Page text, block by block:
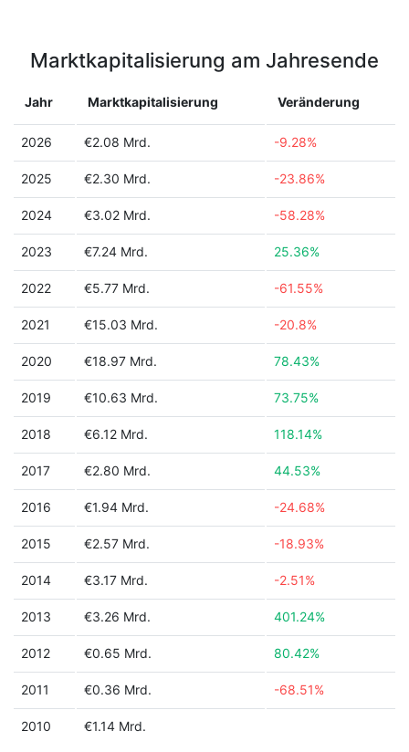
Marktkapitalisierung am Jahresende
Jahr Marktkapitalisierung Veränderung
2026 €2.08 Mrd. -9.28%
2025 €2.30 Mrd. -23.86%
2024 €3.02 Mrd. -58.28%
2023 €7.24 Mrd. 25.36%
2022 €5.77 Mrd. -61.55%
2021 €15.03 Mrd. -20.8%
2020 €18.97 Mrd. 78.43%
2019 €10.63 Mrd. 73.75%
2018 €6.12 Mrd. 118.14%
2017 €2.80 Mrd. 44.53%
2016 €1.94 Mrd. -24.68%
2015 €2.57 Mrd. -18.93%
2014 €3.17 Mrd. -2.51%
2013 €3.26 Mrd. 401.24%
2012 €0.65 Mrd. 80.42%
2011 €0.36 Mrd. -68.51%
2010 €1.14 Mrd.